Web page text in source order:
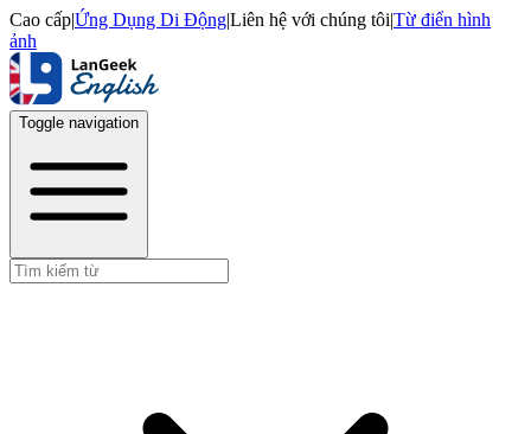
Cao cấp|Ứng Dụng Di Động|Liên hệ với chúng tôi|Từ điển hình
ảnh
Toggle navigation